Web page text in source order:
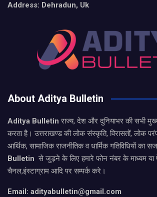
Address: Dehradun, Uk
About Aditya Bulletin
Aditya Bulletinराज्य, देश और दुनियाभर की सभी
करता है। उत्तराखण्ड की लोक संस्कृति, विरासतों, लोक
आर्थिक, सामाजिक राजनीतिक व धार्मिक गतिविधियों का
Bulletin से जुड़ने के लिए हमारे फोन नंबर के माध्यम
चैनल,इंस्टाग्राम आदि पर सम्पर्क करे।
Email: adityabulletin@gmail.com